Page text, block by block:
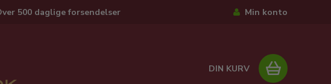
500 daglige forsendelser Min konto
DIN KURV